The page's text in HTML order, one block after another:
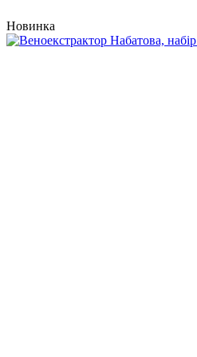
Новинка